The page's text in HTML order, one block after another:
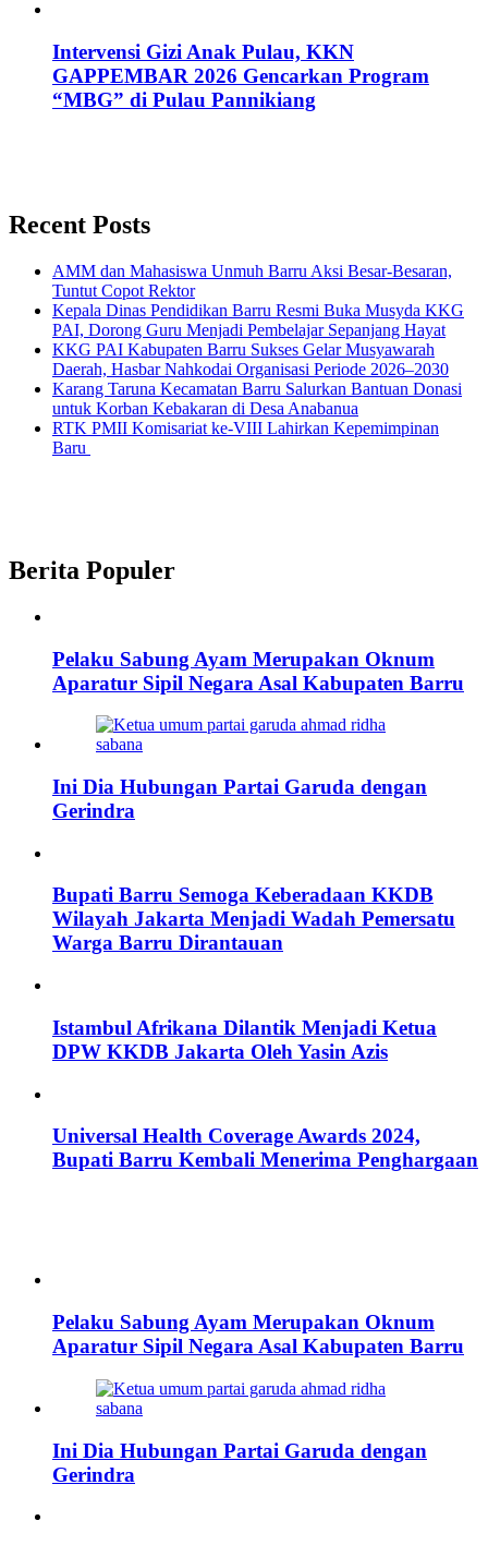
Intervensi Gizi Anak Pulau, KKN
GAPPEMBAR 2026 Gencarkan Program
“MBG” di Pulau Pannikiang
Recent Posts
AMM dan Mahasiswa Unmuh Barru Aksi Besar-Besaran,
Tuntut Copot Rektor
Kepala Dinas Pendidikan Barru Resmi Buka Musyda KKG
PAI, Dorong Guru Menjadi Pembelajar Sepanjang Hayat
KKG PAI Kabupaten Barru Sukses Gelar Musyawarah
Daerah, Hasbar Nahkodai Organisasi Periode 2026–2030
Karang Taruna Kecamatan Barru Salurkan Bantuan Donasi
untuk Korban Kebakaran di Desa Anabanua
RTK PMII Komisariat ke-VIII Lahirkan Kepemimpinan
Baru
Berita Populer
Pelaku Sabung Ayam Merupakan Oknum
Aparatur Sipil Negara Asal Kabupaten Barru
Ini Dia Hubungan Partai Garuda dengan
Gerindra
Bupati Barru Semoga Keberadaan KKDB
Wilayah Jakarta Menjadi Wadah Pemersatu
Warga Barru Dirantauan
Istambul Afrikana Dilantik Menjadi Ketua
DPW KKDB Jakarta Oleh Yasin Azis
Universal Health Coverage Awards 2024,
Bupati Barru Kembali Menerima Penghargaan
Pelaku Sabung Ayam Merupakan Oknum
Aparatur Sipil Negara Asal Kabupaten Barru
Ini Dia Hubungan Partai Garuda dengan
Gerindra